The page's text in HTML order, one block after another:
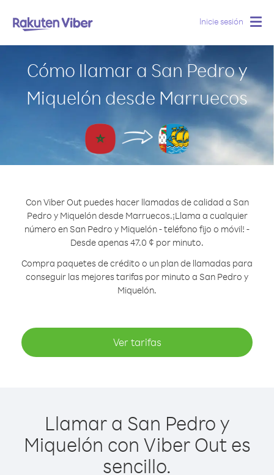
Inicie sesión
Cómo llamar a San Pedro y
Miquelón desde Marruecos
Con Viber Out puedes hacer llamadas de calidad a San
Pedro y Miquelón desde Marruecos.¡Llama a cualquier
número en San Pedro y Miquelón - teléfono fijo o móvil! -
Desde apenas 47.0 ¢ por minuto.
Compra paquetes de crédito o un plan de llamadas para
conseguir las mejores tarifas por minuto a San Pedro y
Miquelón.
Ver tarifas
Llamar a San Pedro y
Miquelón con Viber Out es
sencillo.